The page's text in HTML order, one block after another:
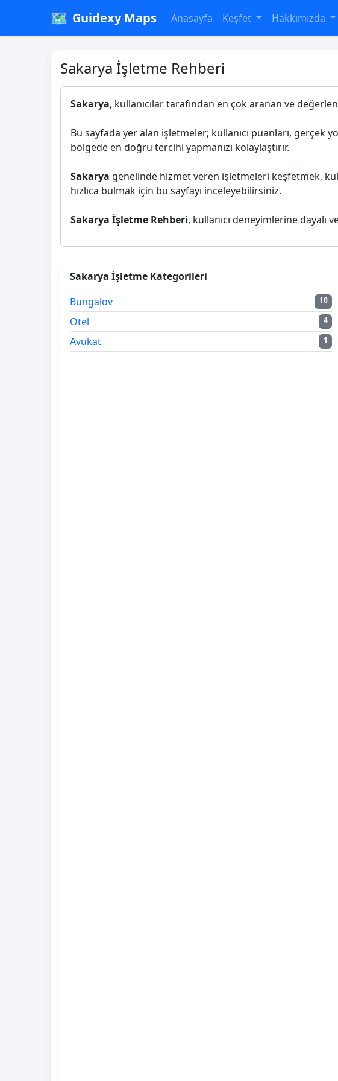
🗺️ Guidexy Maps Anasayfa Keşfet Hakkımızda
Sakarya İşletme Rehberi
Sakarya, kullanıcılar tarafından en çok aranan ve
Bu sayfada yer alan işletmeler; kullanıcı puanları,
bölgede en doğru tercihi yapmanızı kolaylaştırır.
Sakarya genelinde hizmet veren işletmeleri keşfetmek,
hızlıca bulmak için bu sayfayı inceleyebilirsiniz.
Sakarya İşletme Rehberi, kullanıcı deneyimlerine
Sakarya İşletme Kategorileri
Bungalov
10
Otel 4
Avukat 1